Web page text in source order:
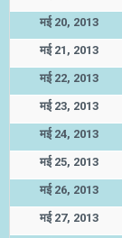
मई 20, 2013
मई 21, 2013
मई 22, 2013
मई 23, 2013
मई 24, 2013
मई 25, 2013
मई 26, 2013
मई 27, 2013